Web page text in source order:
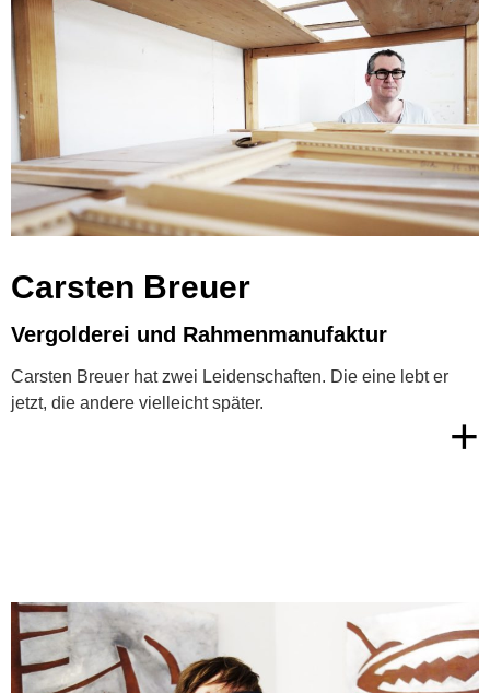
Carsten Breuer
Vergolderei und Rahmenmanufaktur
Carsten Breuer hat zwei Leidenschaften. Die eine lebt er
jetzt, die andere vielleicht später.
+